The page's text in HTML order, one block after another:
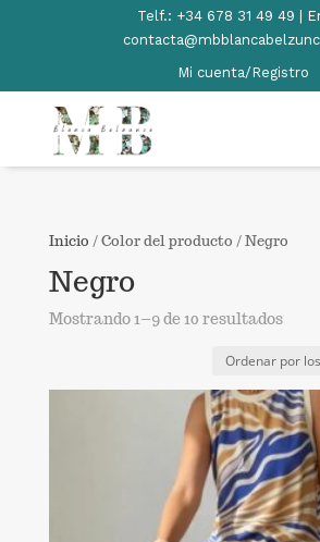
Telf.: +34 678 31 49 49 |
Mi cuenta/Registro
Inicio / Color del producto / Negro
Negro
Mostrando 1–9 de 10 resultados
los